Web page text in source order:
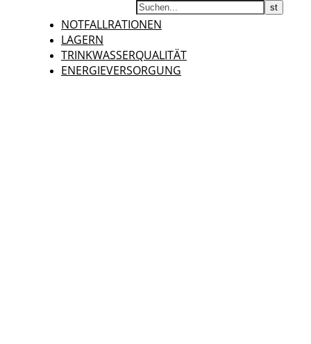
NOTFALLRATIONEN
LAGERN
TRINKWASSERQUALITÄT
ENERGIEVERSORGUNG